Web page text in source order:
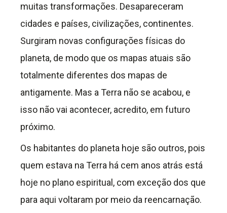
muitas transformações. Desapareceram
cidades e países, civilizações, continentes.
Surgiram novas configurações físicas do
planeta, de modo que os mapas atuais são
totalmente diferentes dos mapas de
antigamente. Mas a Terra não se acabou, e
isso não vai acontecer, acredito, em futuro
próximo.
Os habitantes do planeta hoje são outros, pois
quem estava na Terra há cem anos atrás está
hoje no plano espiritual, com exceção dos que
para aqui voltaram por meio da reencarnação.